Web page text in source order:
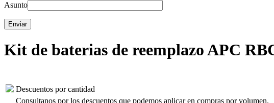
Asunto
Kit de baterias de reemplazo APC
Descuentos por cantidad
Consultanos por los descuentos que podemos aplicar en compras por volumen.